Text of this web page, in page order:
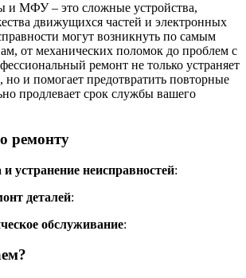
и МФУ – это сложные устройства,
движущихся частей и электронных
могут возникнуть по самым
от механических поломок до проблем с
ремонт не только устраняет
и помогает предотвратить повторные
продлевает срок службы вашего
ремонту
и устранение неисправностей:
деталей:
обслуживание: